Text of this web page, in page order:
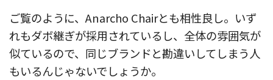
ご覧のように、Anarcho Chairとも相性良し。いず
れもダボ継ぎが採用されているし、全体の雰囲気が
似ているので、同じブランドと勘違いしてしまう人
もいるんじゃないでしょうか。